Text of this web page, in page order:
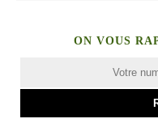
ON VOUS